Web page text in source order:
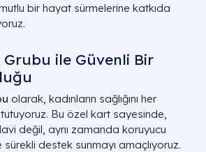
mutlu bir hayat sürmelerine katkıda
Grubu ile Güvenli Bir
olarak, kadınların sağlığını her
Bu özel kart sayesinde,
değil, aynı zamanda koruyucu
sürekli destek sunmayı amaçlıyoruz.